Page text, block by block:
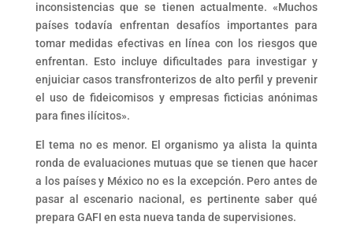
inconsistencias que se tienen actualmente. «Muchos
países todavía enfrentan desafíos importantes para
tomar medidas efectivas en línea con los riesgos que
enfrentan. Esto incluye dificultades para investigar y
enjuiciar casos transfronterizos de alto perfil y prevenir
el uso de fideicomisos y empresas ficticias anónimas
para fines ilícitos».
El tema no es menor. El organismo ya alista la quinta
ronda de evaluaciones mutuas que se tienen que hacer
a los países y México no es la excepción. Pero antes de
pasar al escenario nacional, es pertinente saber qué
prepara GAFI en esta nueva tanda de supervisiones.